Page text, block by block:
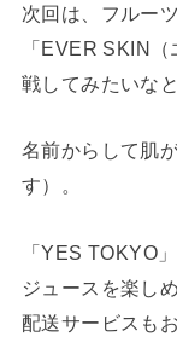
次回は、フルー
「EVER SKIN
戦してみたいな
名前からして肌
す）。
「YES TOKYO
ジュースを楽し
配送サービスも